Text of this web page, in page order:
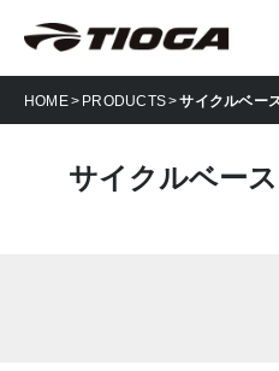
HOME PRODUCTS サイクルベー
サイクルベー